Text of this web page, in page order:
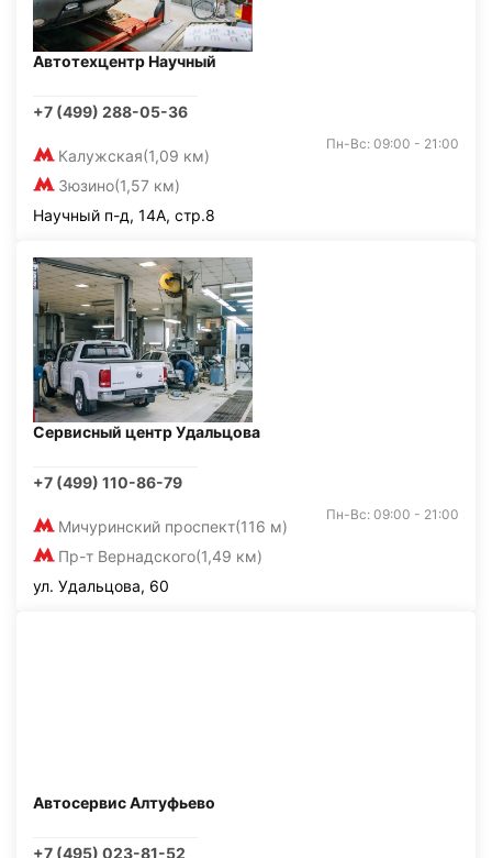
Автотехцентр Научный
+7 (499) 288-05-36
Калужская(1,09 км)
Зюзино(1,57 км)
Пн-Вс: 09:00 - 21:00
Научный п-д, 14А, стр.8
Сервисный центр Удальцова
+7 (499) 110-86-79
Мичуринский проспект(116 м)
Пр-т Вернадского(1,49 км)
Пн-Вс: 09:00 - 21:00
ул. Удальцова, 60
Автосервис Алтуфьево
+7 (495) 023-81-52